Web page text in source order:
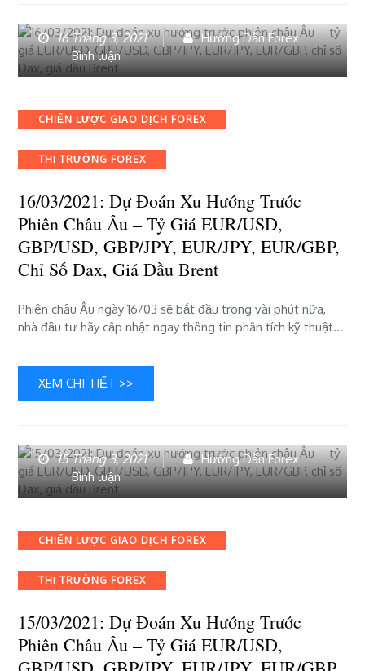
giá
dầu
Brent
16 Tháng 3, 2021
Hướng Dẫn Forex
Bình luậnbài
viết
Dự
đoán
hướng
phiên
châu
Âu
–
tỷ
EUR/USD,
GBP/USD,
EUR/GBP,
giá
dầu
Brent
Categories
CHIẾN LƯỢC GIAO DỊCH FOREX
THỊ TRƯỜNG FOREX
16/03/2021: Dự Đoán Xu Hướng Trước
Phiên Châu Âu – Tỷ Giá EUR/USD,
GBP/USD, GBP/JPY, EUR/JPY, EUR/GBP,
Chỉ Số Dax, Giá Dầu Brent
Phiên châu Âu ngày 16/03 sẽ bắt đầu trong vài phút nữa,
nhà đầu tư hãy cập nhật ngay thông tin phân tích kỹ thuật…
XEM CHI TIẾT >>
15 Tháng 3, 2021
Hướng Dẫn Forex
Bình luậnbài
viết
Dự
đoán
hướng
phiên
châu
Âu
Categories
CHIẾN LƯỢC GIAO DỊCH FOREX
THỊ TRƯỜNG FOREX
15/03/2021: Dự Đoán Xu Hướng Trước
Phiên Châu Âu – Tỷ Giá EUR/USD,